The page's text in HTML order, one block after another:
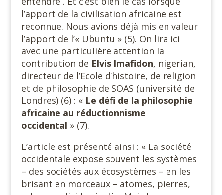
l’apport de la civilisation africaine est
reconnue. Nous avions déjà mis en valeur
l’apport de l’« Ubuntu » (5). On lira ici
avec une particulière attention la
contribution de Elvis Imafidon, nigerian,
directeur de l’Ecole d’histoire, de religion
et de philosophie de SOAS (université de
Londres) (6) : « Le défi de la philosophie
africaine au réductionnisme
occidental » (7).
L’article est présenté ainsi : « La société
occidentale expose souvent les systèmes
– des sociétés aux écosystèmes – en les
brisant en morceaux – atomes, pierres,